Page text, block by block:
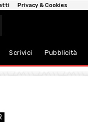
Privacy & Cookies
Scrivici Pubblicità